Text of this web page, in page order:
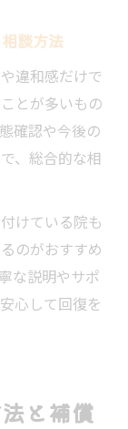
談方法
違和感だけで
とが多いもの
確認や今後の
、総合的な相
けている院も
のがおすすめ
な説明やサポ
心して回復を
と補償